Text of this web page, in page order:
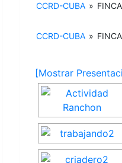
CCRD-CUBA »
CCRD-CUBA »
[Mostrar